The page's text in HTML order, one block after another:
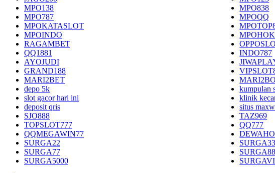
MPO138
MPO838
MPO787
MPOQQ
MPOKATASLOT
MPOINDO
RAGAMBET
QQ1881
INDO787
AYOJUDI
GRAND188
MARI2BET
depo 5k
kumpulan
slot gacor hari ini
klinik
deposit qris
situs
SJO888
TAZ969
TOPSLOT777
QQ777
QQMEGAWIN77
SURGA22
SURGA33
SURGA77
SURGA88
SURGA5000